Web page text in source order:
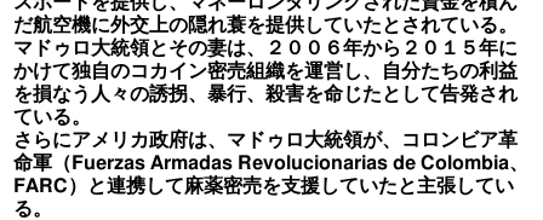
だ航空機に外交上の隠れ蓑を提供していたとされている。
マドゥロ大統領とその妻は、２００６年から２０１５年に
かけて独自のコカイン密売組織を運営し、自分たちの利益
を損なう人々の誘拐、暴行、殺害を命じたとして告発され
ている。
さらにアメリカ政府は、マドゥロ大統領が、コロンビア革
命軍（Fuerzas Armadas Revolucionarias de Colombia、
FARC）と連携して麻薬密売を支援していたと主張してい
る。